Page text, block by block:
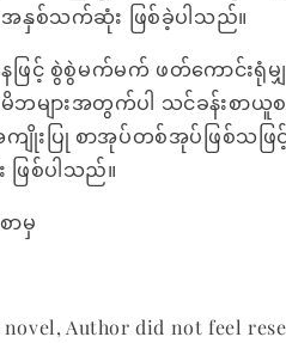
စ်သက်ဆုံး ဖြစ်ခဲ့ပါသည်။
ဖြင့် စွဲစွဲမက်မက် ဖတ်ကောင်း
မိဘများအတွက်ပါ သင်ခန်းစာယူစ
ကျိုးပြု စာအုပ်တစ်အုပ်ဖြစ်သ
ြစ်ပါသည်။
ာမှ
Author did not feel